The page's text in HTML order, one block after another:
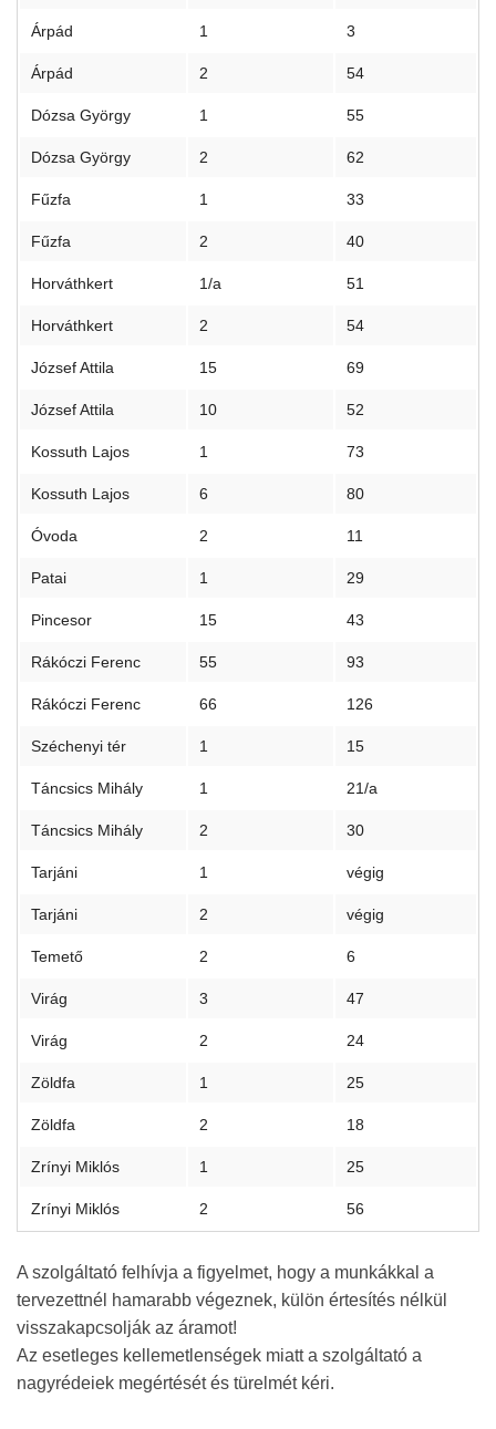
Árpád 1 3
Árpád 2 54
Dózsa György 1 55
Dózsa György 2 62
Fűzfa 1 33
Fűzfa 2 40
Horváthkert 1/a 51
Horváthkert 2 54
József Attila 15 69
József Attila 10 52
Kossuth Lajos 1 73
Kossuth Lajos 6 80
Óvoda 2 11
Patai 1 29
Pincesor 15 43
Rákóczi Ferenc 55 93
Rákóczi Ferenc 66 126
Széchenyi tér 1 15
Táncsics Mihály 1 21/a
Táncsics Mihály 2 30
Tarjáni 1 végig
Tarjáni 2 végig
Temető 2 6
Virág 3 47
Virág 2 24
Zöldfa 1 25
Zöldfa 2 18
Zrínyi Miklós 1 25
Zrínyi Miklós 2 56
A szolgáltató felhívja a figyelmet, hogy a munkákkal a
tervezettnél hamarabb végeznek, külön értesítés nélkül
visszakapcsolják az áramot!
Az esetleges kellemetlenségek miatt a szolgáltató a
nagyrédeiek megértését és türelmét kéri.